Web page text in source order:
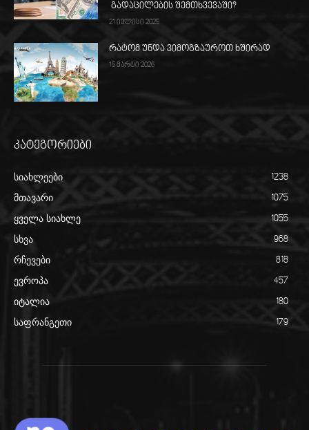
გადაცილების შემთხვევაში?
21 ივლისი 2025
რატომ უნდა ვიმოგზაუროთ ხშირად
15 მარტი 2026
კატეგორიები
სიახლეები 1238
მთავარი 1075
ყველა სიახლე 1055
სხვა 968
რჩევები 818
ევროპა 457
იტალია 180
საფრანგეთი 179